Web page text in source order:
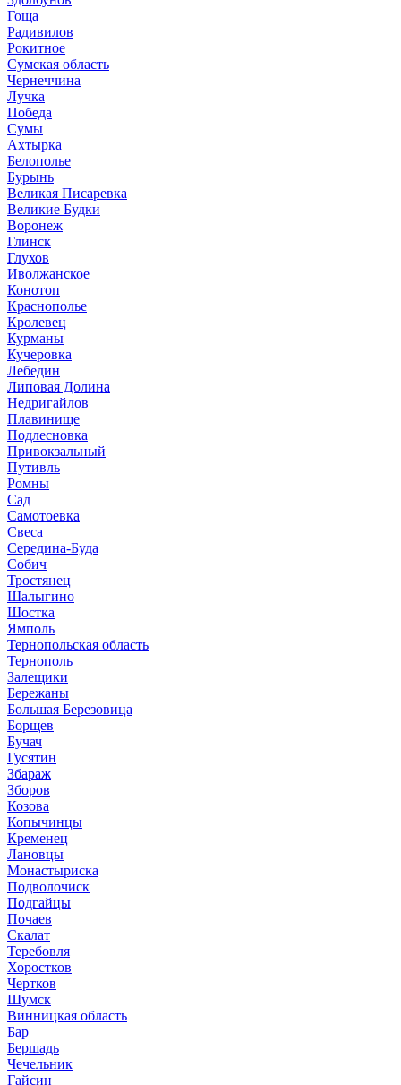
Гоща
Радивилов
Рокитное
Сумская область
Чернеччина
Лучка
Победа
Сумы
Ахтырка
Белополье
Бурынь
Великая Писаревка
Великие Будки
Воронеж
Глинск
Глухов
Иволжанское
Конотоп
Краснополье
Кролевец
Курманы
Кучеровка
Лебедин
Липовая Долина
Недригайлов
Плавинище
Подлесновка
Привокзальный
Путивль
Ромны
Сад
Самотоевка
Свеса
Середина-Буда
Собич
Тростянец
Шалыгино
Шостка
Ямполь
Тернопольская область
Тернополь
Залещики
Бережаны
Большая Березовица
Борщев
Бучач
Гусятин
Збараж
Зборов
Козова
Копычинцы
Кременец
Лановцы
Монастыриска
Подволочиск
Подгайцы
Почаев
Скалат
Теребовля
Хоростков
Чертков
Шумск
Винницкая область
Бар
Бершадь
Чечельник
Гайсин